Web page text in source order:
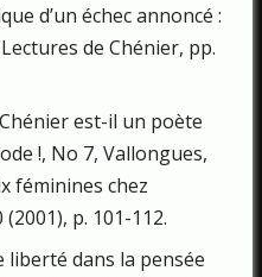
d’un échec annoncé :
de Chénier, pp.
Chénier est-il un poète
!, No 7, Vallongues,
féminines chez
(2001), p. 101-112.
liberté dans la pensée